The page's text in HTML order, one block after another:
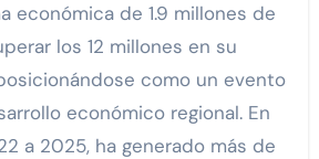
económica de 1.9 millones de
los 12 millones en su
como un evento
económico regional. En
a 2025, ha generado más de